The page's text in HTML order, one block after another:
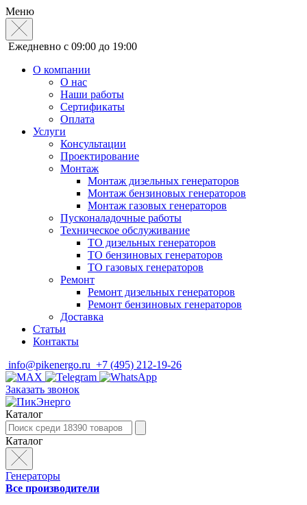
Меню
Ежедневно с 09:00 до 19:00
О компании
О нас
Наши работы
Сертификаты
Оплата
Услуги
Консультации
Проектирование
Монтаж
Монтаж дизельных генераторов
Монтаж бензиновых генераторов
Монтаж газовых генераторов
Пусконаладочные работы
Техническое обслуживание
ТО дизельных генераторов
ТО бензиновых генераторов
ТО газовых генераторов
Ремонт
Ремонт дизельных генераторов
Ремонт бензиновых генераторов
Доставка
Статьи
Контакты
info@pikenergo.ru +7 (495) 212-19-26
Заказать звонок
Каталог
Каталог
Генераторы
Все производители